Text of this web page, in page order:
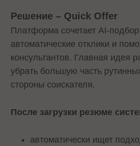
Решение – Quick Offer
Платформа сочетает AI-подбор
автоматические отклики и
консультантов. Главная идея
убрать большую часть
стороны соискателя.
После загрузки резюме
автоматически ищет